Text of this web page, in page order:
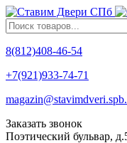
8(812)408-46-54
+7(921)933-74-71
Заказать звонок
Поэтический бульвар,